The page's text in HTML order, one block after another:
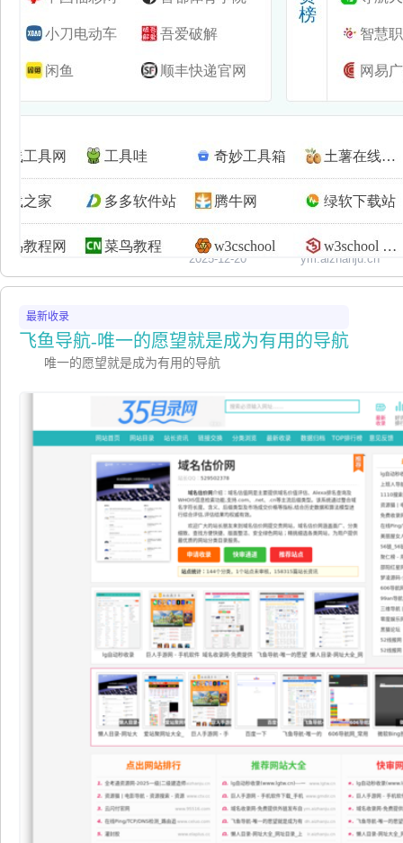
2025-12-20 ym.aizhanju.cn
最新收录
飞鱼导航-唯一的愿望就是成为有用的导航
唯一的愿望就是成为有用的导航